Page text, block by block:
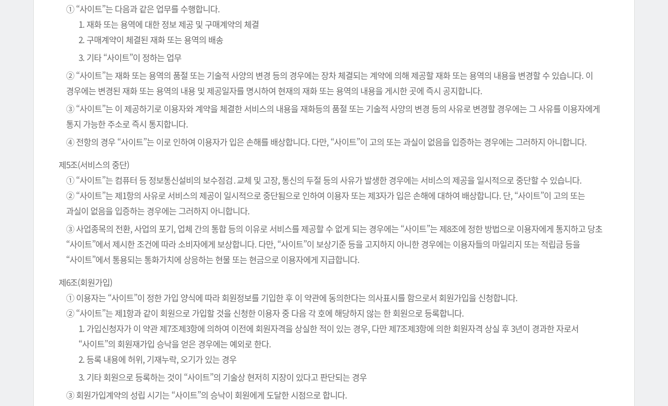
① “사이트”는 다음과 같은 업무를 수행합니다.
1. 재화 또는 용역에 대한 정보 제공 및 구매계약의 체결
2. 구매계약이 체결된 재화 또는 용역의 배송
3. 기타 “사이트”이 정하는 업무
② “사이트”는 재화 또는 용역의 품절 또는 기술적 사양의 변경 등의 경우에는 장차 체결되는 계약에 의해 제공할 재화 또는 용역의 내용을 변경할 수 있습니다. 이
경우에는 변경된 재화 또는 용역의 내용 및 제공일자를 명시하여 현재의 재화 또는 용역의 내용을 게시한 곳에 즉시 공지합니다.
③ “사이트”는 이 제공하기로 이용자와 계약을 체결한 서비스의 내용을 재화등의 품절 또는 기술적 사양의 변경 등의 사유로 변경할 경우에는 그 사유를 이용자에게
통지 가능한 주소로 즉시 통지합니다.
④ 전항의 경우 “사이트”는 이로 인하여 이용자가 입은 손해를 배상합니다. 다만, “사이트”이 고의 또는 과실이 없음을 입증하는 경우에는 그러하지 아니합니다.
제5조(서비스의 중단)
① “사이트”는 컴퓨터 등 정보통신설비의 보수점검․교체 및 고장, 통신의 두절 등의 사유가 발생한 경우에는 서비스의 제공을 일시적으로 중단할 수 있습니다.
② “사이트”는 제1항의 사유로 서비스의 제공이 일시적으로 중단됨으로 인하여 이용자 또는 제3자가 입은 손해에 대하여 배상합니다. 단, “사이트”이 고의 또는
과실이 없음을 입증하는 경우에는 그러하지 아니합니다.
③ 사업종목의 전환, 사업의 포기, 업체 간의 통합 등의 이유로 서비스를 제공할 수 없게 되는 경우에는 “사이트”는 제8조에 정한 방법으로 이용자에게 통지하고 당초
“사이트”에서 제시한 조건에 따라 소비자에게 보상합니다. 다만, “사이트”이 보상기준 등을 고지하지 아니한 경우에는 이용자들의 마일리지 또는 적립금 등을
“사이트”에서 통용되는 통화가치에 상응하는 현물 또는 현금으로 이용자에게 지급합니다.
제6조(회원가입)
① 이용자는 “사이트”이 정한 가입 양식에 따라 회원정보를 기입한 후 이 약관에 동의한다는 의사표시를 함으로서 회원가입을 신청합니다.
② “사이트”는 제1항과 같이 회원으로 가입할 것을 신청한 이용자 중 다음 각 호에 해당하지 않는 한 회원으로 등록합니다.
1. 가입신청자가 이 약관 제7조제3항에 의하여 이전에 회원자격을 상실한 적이 있는 경우, 다만 제7조제3항에 의한 회원자격 상실 후 3년이 경과한 자로서
“사이트”의 회원재가입 승낙을 얻은 경우에는 예외로 한다.
2. 등록 내용에 허위, 기재누락, 오기가 있는 경우
3. 기타 회원으로 등록하는 것이 “사이트”의 기술상 현저히 지장이 있다고 판단되는 경우
③ 회원가입계약의 성립 시기는 “사이트”의 승낙이 회원에게 도달한 시점으로 합니다.